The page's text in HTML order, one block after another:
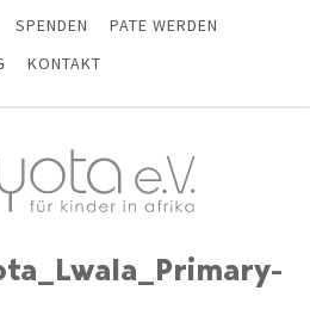
SPENDEN
PATE WERDEN
KONTAKT